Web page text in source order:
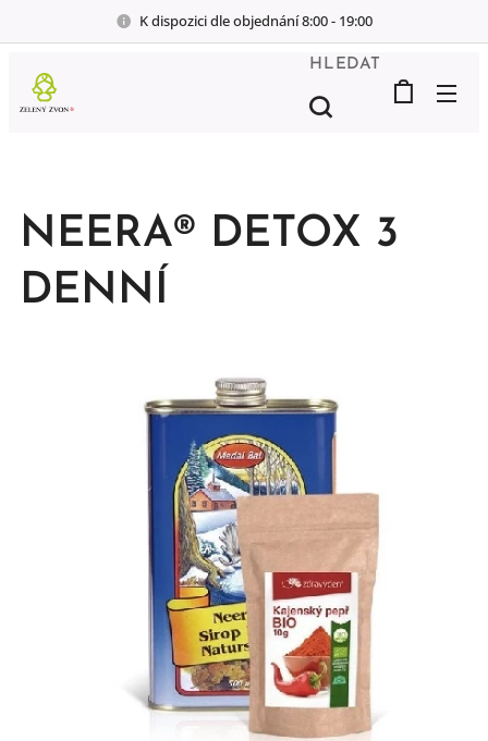
K dispozici dle objednání 8:00 - 19:00
HLEDAT
NEERA® DETOX 3
DENNÍ